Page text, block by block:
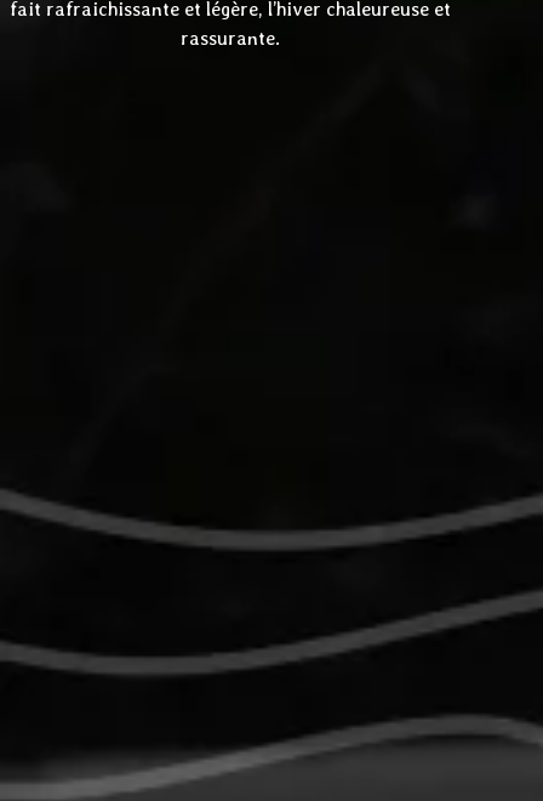
fait rafraichissante et légère, l’hiver chaleureuse et
rassurante.